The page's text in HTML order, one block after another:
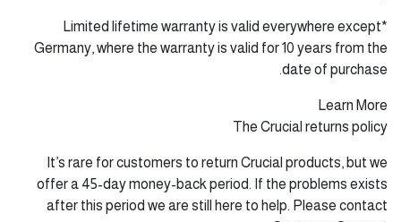
*Limited lifetime warranty is valid everywhere except
Germany, where the warranty is valid for 10 years from the
date of purchase.
Learn More
The Crucial returns policy
It’s rare for customers to return Crucial products, but we
offer a 45-day money-back period. If the problems exists
after this period we are still here to help. Please contact